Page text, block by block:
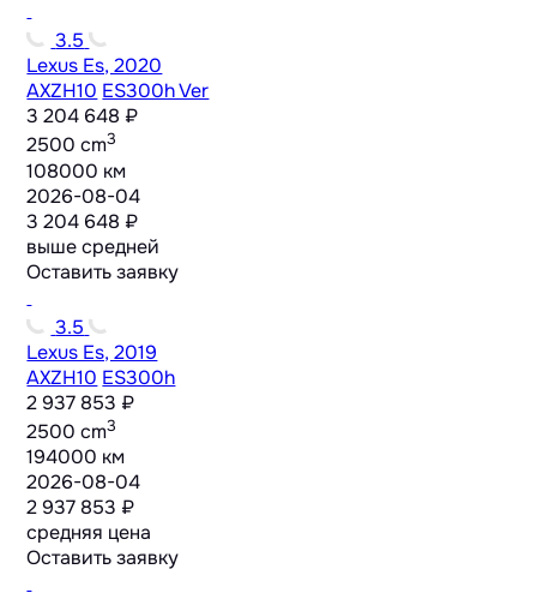
3.5
Lexus Es, 2020
AXZH10 ES300h Ver
3 204 648 ₽
2500 cm3
108000 км
2026-08-04
3 204 648 ₽
выше средней
Оставить заявку
3.5
Lexus Es, 2019
AXZH10 ES300h
2 937 853 ₽
2500 cm3
194000 км
2026-08-04
2 937 853 ₽
средняя цена
Оставить заявку